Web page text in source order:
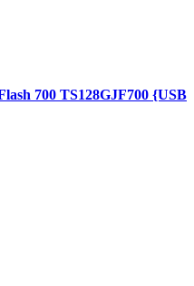
700 TS128GJF700 {USB